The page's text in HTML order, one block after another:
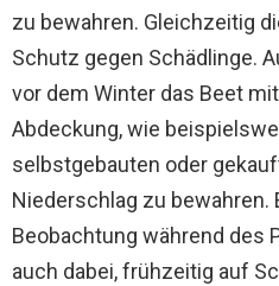
zu bewahren. Gleichzeitig
Schutz gegen Schädlinge.
vor dem Winter das Beet
Abdeckung, wie
selbstgebauten oder
Niederschlag zu bewahren.
Beobachtung während
auch dabei, frühzeitig auf